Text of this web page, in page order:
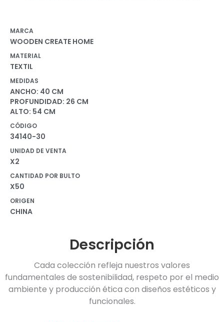
MARCA
WOODEN CREATE HOME
MATERIAL
TEXTIL
MEDIDAS
ANCHO: 40 CM
PROFUNDIDAD: 26 CM
ALTO: 54 CM
CÓDIGO
34140-30
UNIDAD DE VENTA
X2
CANTIDAD POR BULTO
X50
ORIGEN
CHINA
Descripción
Cada colección refleja nuestros valores
fundamentales de sostenibilidad, respeto por el medio
ambiente y producción ética con diseños estéticos y
funcionales.